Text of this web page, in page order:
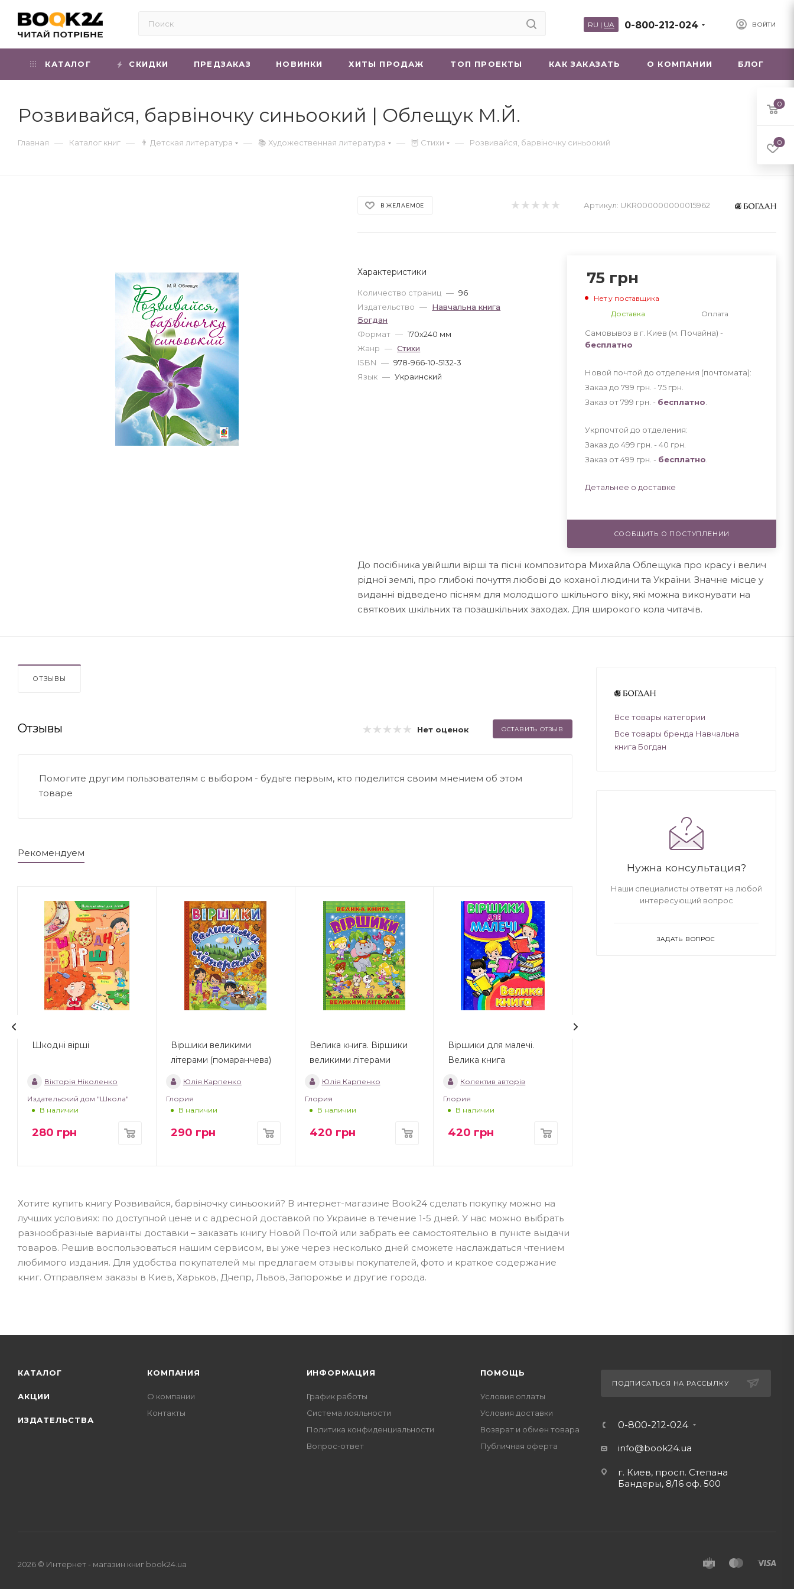
ВОЙТИ
0-800-212-024
RU | UA
КАТАЛОГ СКИДКИ ПРЕДЗАКАЗ НОВИНКИ ХИТЫ ПРОДАЖ ТОП ПРОЕКТЫ КАК ЗАКАЗАТЬ О КОМПАНИИ БЛОГ
Розвивайся, барвіночку синьоокий | Облещук М.Й.
Главная — Каталог книг — 👨 Детская литература — 📚 Художественная литература — 🦉 Стихи — Розвивайся, барвіночку синьоокий
В ЖЕЛАЕМОЕ Артикул: UKR000000000015962
Характеристики
Количество страниц — 96
Издательство — Навчальна книга
Богдан
Формат — 170x240 мм
Жанр — Стихи
ISBN — 978-966-10-5132-3
Язык — Украинский
75 грн
Нет у поставщика
Доставка
Оплата
Самовывоз в г. Киев (м. Почайна) -
бесплатно
Новой почтой до отделения (почтомата):
Заказ до 799 грн. - 75 грн
Заказ от 799 грн. - бесплатно
Укрпочтой до отделения:
Заказ до 499 грн. - 40 грн
Заказ от 499 грн. - бесплатно
Детальнее о доставке
СООБЩИТЬ О ПОСТУПЛЕНИИ
До посібника увійшли вірші та пісні композитора Михайла Облещука про красу і велич
рідної землі, про глибокі почуття любові до коханої людини та України. Значне місце у
виданні відведено пісням для молодшого шкільного віку, які можна виконувати на
святкових шкільних та позашкільних заходах. Для широкого кола читачів.
ОТЗЫВЫ
Отзывы Нет оценок ОСТАВИТЬ ОТЗЫВ
Помогите другим пользователям с выбором - будьте первым, кто поделится своим мнением об этом
товаре
Рекомендуем
Шкодні вірші
Вікторія Ніколенко
Издательский дом "Школа"
В наличии
280 грн
Віршики великими
літерами (помаранчева)
Юлія Карпенко
Глория
В наличии
290 грн
Велика книга. Віршики
великими літерами
Юлія Карпенко
Глория
В наличии
420 грн
Віршики для малечі.
Велика книга
Колектив авторів
Глория
В наличии
420 грн
Хотите купить книгу Розвивайся, барвіночку синьоокий? В интернет-магазине Book24 сделать покупку можно на
лучших условиях: по доступной цене и с адресной доставкой по Украине в течение 1-5 дней. У нас можно выбрать
разнообразные варианты доставки – заказать книгу Новой Почтой или забрать ее самостоятельно в пункте выдачи
товаров. Решив воспользоваться нашим сервисом, вы уже через несколько дней сможете наслаждаться чтением
любимого издания. Для удобства покупателей мы предлагаем отзывы покупателей, фото и краткое содержание
книг. Отправляем заказы в Киев, Харьков, Днепр, Львов, Запорожье и другие города.
Все товары категории
Все товары бренда Навчальна
книга Богдан
Нужна консультация?
Наши специалисты ответят на любой
интересующий вопрос
ЗАДАТЬ ВОПРОС
КАТАЛОГ
АКЦИИ
ИЗДАТЕЛЬСТВА
КОМПАНИЯ
О компании
Контакты
ИНФОРМАЦИЯ
График работы
Система лояльности
Политика конфиденциальности
Вопрос-ответ
ПОМОЩЬ
Условия оплаты
Условия доставки
Возврат и обмен товара
Публичная оферта
ПОДПИСАТЬСЯ НА РАССЫЛКУ
0-800-212-024
info@book24.ua
г. Киев, просп. Степана
Бандеры, 8/16 оф. 500
2026 © Интернет - магазин книг book24.ua
0
0